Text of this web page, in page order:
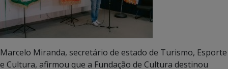
Marcelo Miranda, secretário de estado de Turismo, Esporte
e Cultura, afirmou que a Fundação de Cultura destinou